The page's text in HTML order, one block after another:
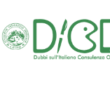
al
contenuto